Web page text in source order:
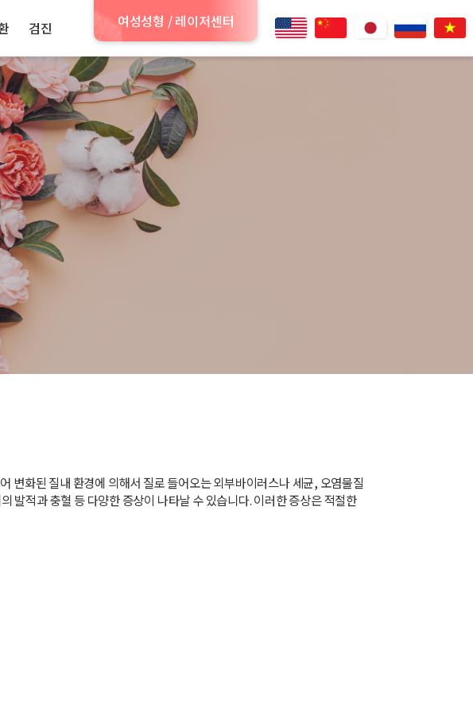
검진 여성성형 / 레이저센터
변화된 질내 환경에 의해서 질로 들어오는 외부바이러스나 세균, 오염물질
발적과 충혈 등 다양한 증상이 나타날 수 있습니다. 이러한 증상은 적절한